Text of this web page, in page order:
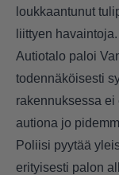
loukkaantunut
liittyen havaintoja.
Autiotalo paloi
todennäköisesti
rakennuksessa
autiona jo
Poliisi pyytää
erityisesti palon